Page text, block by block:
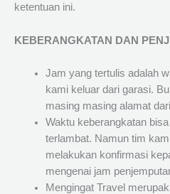
ketentuan ini.
KEBERANGKATAN DAN
Jam yang tertulis adalah
kami keluar dari garasi.
masing masing alamat
Waktu keberangkatan
terlambat. Namun tim
melakukan konfirmasi
mengenai jam
Mengingat Travel